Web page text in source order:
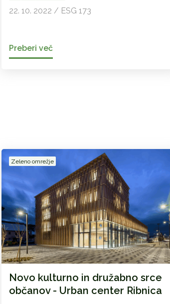
22. 10. 2022 / ESG 173
Preberi več
Zeleno omrežje
Novo kulturno in družabno srce
občanov - Urban center Ribnica